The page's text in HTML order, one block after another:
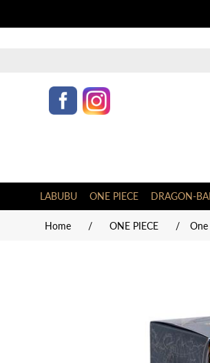
LABUBU ONE PIECE DRAGON-
Home / ONE PIECE / One